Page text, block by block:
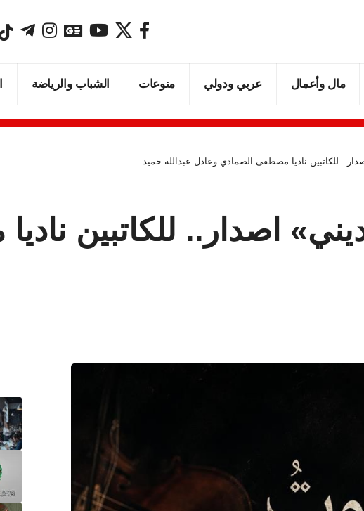
مال وأعمال عربي ودولي منوعات الشباب والرياضة
للكاتبين ناديا مصطفى الصمادي وعادل عبدالله حميد
اصدار.. للكاتبين